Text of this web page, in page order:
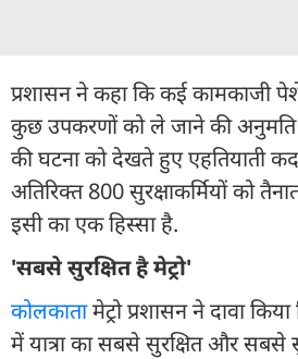
प्रशासन ने कहा कि कई कामकाजी
कुछ उपकरणों को ले जाने की अनुमति
की घटना को देखते हुए एहतियाती
अतिरिक्त 800 सुरक्षाकर्मियों को
इसी का एक हिस्सा है.
'सबसे सुरक्षित है मेट्रो'
कोलकातामेट्रो प्रशासन ने दावा
में यात्रा का सबसे सुरक्षित और सबसे